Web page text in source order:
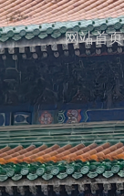
网站首页